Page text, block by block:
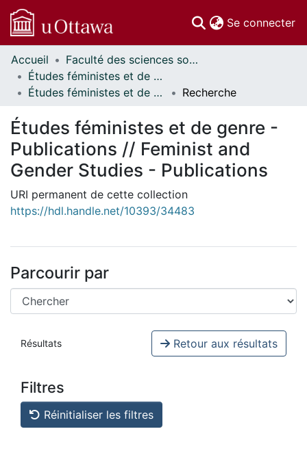
Se connecter
Communautés
et collections
Parcourir
Statistiques
À propos
Accueil
Faculté des sciences sociales // Faculty of Social Sciences
Études féministes et de genre // Feminist and Gender Studies
Études féministes et de genre - Publications // Feminist and Gender Studies - Publications
Recherche
Études féministes et de genre -
Publications // Feminist and
Gender Studies - Publications
URI permanent de cette collection
https://hdl.handle.net/10393/34483
Parcourir par
Résultats Retour aux résultats
Filtres
Réinitialiser les filtres